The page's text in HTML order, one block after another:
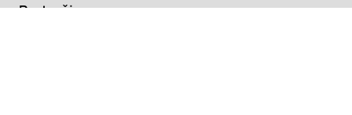
Pretraži